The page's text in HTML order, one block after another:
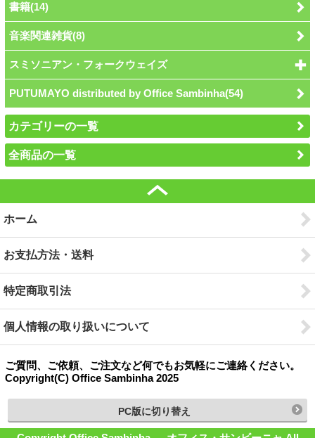
書籍(14)
音楽関連雑貨(8)
スミソニアン・フォークウェイズ
PUTUMAYO distributed by Office Sambinha(54)
カテゴリーの一覧
全商品の一覧
ホーム
お支払方法・送料
特定商取引法
個人情報の取り扱いについて
ご質問、ご依頼、ご注文など何でもお気軽にご連絡ください。
Copyright(C) Office Sambinha 2025
PC版に切り替え